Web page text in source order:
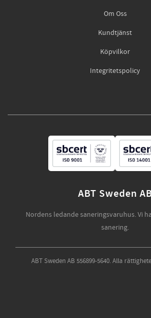
Om Oss
Kundtjänst
Köpvilkor
Integritetspolicy
ABT Sweden
Nordens ledande saneringsvaruhus. Vi
sanering.
ABT Sweden AB 556899-5640. Alla